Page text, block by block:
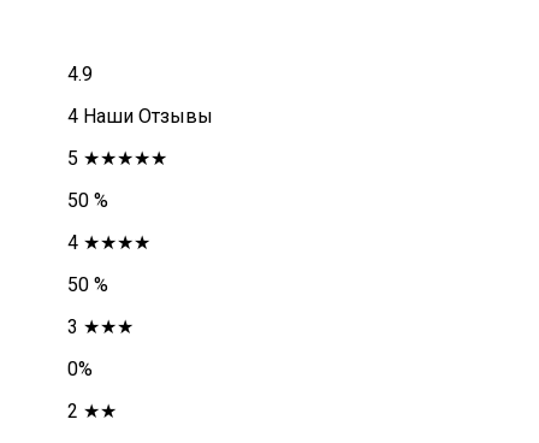
4.9
4 Наши Отзывы
5 ★★★★★
50 %
4 ★★★★
50 %
3 ★★★
0%
2 ★★